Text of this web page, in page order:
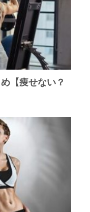
【痩せない？